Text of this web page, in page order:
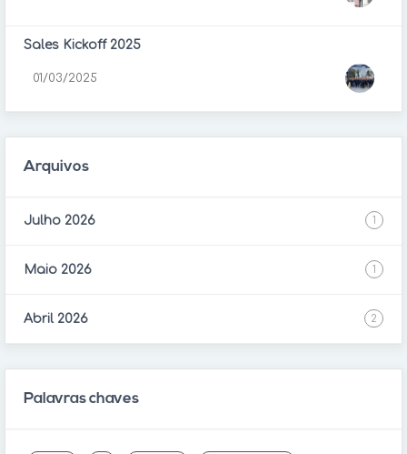
Sales Kickoff 2025
01/03/2025
Arquivos
Julho 2026 1
Maio 2026 1
Abril 2026 2
Palavras chaves